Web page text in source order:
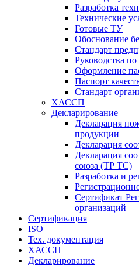
Разработка
Технические
Готовые ТУ
Обоснование
Стандарт
Руководства
Оформление
Паспорт
Стандарт
ХАССП
Декларирование
Декларация
продукции
Декларация
Декларация
союза (ТР ТС)
Разработка и
Сертификат
организаций
Сертификация
ISO
Тех. документация
ХАССП
Декларирование